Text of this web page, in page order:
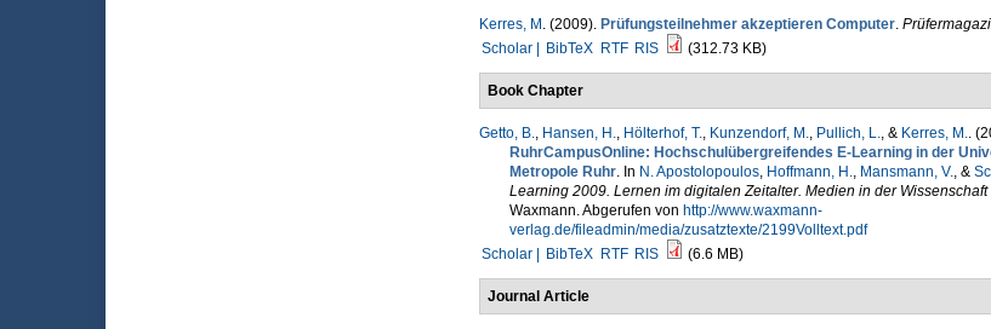
Kerres, M . (2009). Prüfungsteilnehmer akzeptieren Computer.
Scholar |
BibTeX RTF RIS (312.73 KB)
Book Chapter
Getto, B., Hansen, H., Hölterhof, T., Kunzendorf, M., Pullich, L., & Kerres, M..
RuhrCampusOnline: Hochschulübergreifendes E-Learning in der
Metropole Ruhr. In N. Apostolopoulos, Hoffmann, H., Mansmann, V., &
Learning 2009. Lernen im digitalen Zeitalter. Medien in der Wissenschaft
Waxmann. Abgerufen von http://www.waxmann-
verlag.de/fileadmin/media/zusatztexte/2199Volltext.pdf
Scholar |
BibTeX RTF RIS (6.6 MB)
Journal Article